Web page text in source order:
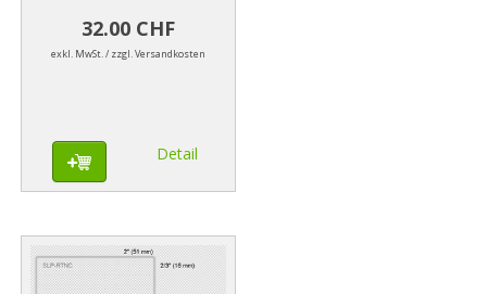
32.00 CHF
exkl. MwSt. / zzgl. Versandkosten
Detail